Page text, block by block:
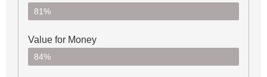
81%
Value for Money
84%